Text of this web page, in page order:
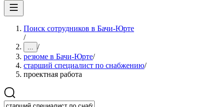
Поиск сотрудников в Бачи-Юрте
/
... /
резюме в Бачи-Юрте/
старший специалист по снабжению/
проектная работа